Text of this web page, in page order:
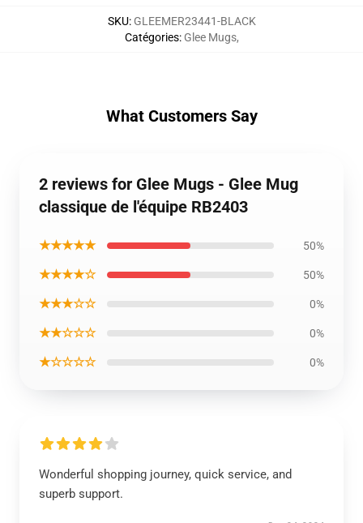
SKU: GLEEMER23441-BLACK
Catégories: Glee Mugs,
What Customers Say
2 reviews for Glee Mugs - Glee Mug
classique de l'équipe RB2403
★★★★★ 50%
★★★★☆ 50%
★★★☆☆ 0%
★★☆☆☆ 0%
★☆☆☆☆ 0%
Wonderful shopping journey, quick service, and
superb support.